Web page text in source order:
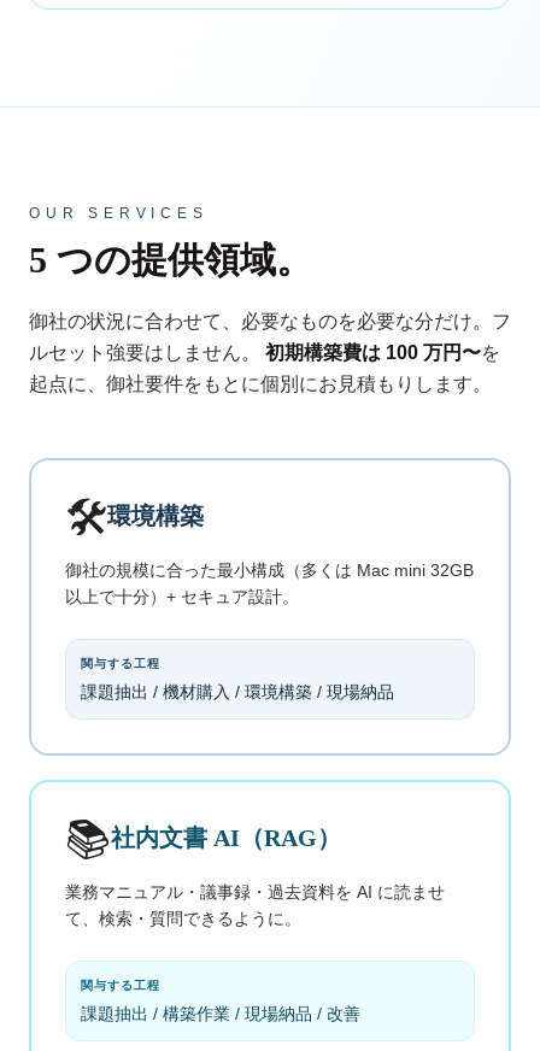
OUR SERVICES
5 つの提供領域。
御社の状況に合わせて、必要なものを必要な分だけ。フ
ルセット強要はしません。 初期構築費は 100 万円〜を
起点に、御社要件をもとに個別にお見積もりします。
🛠環境構築
御社の規模に合った最小構成（多くは Mac mini 32GB
以上で十分）+ セキュア設計。
関与する工程
課題抽出 / 機材購入 / 環境構築 / 現場納品
📚社内文書 AI（RAG）
業務マニュアル・議事録・過去資料を AI に読ませ
て、検索・質問できるように。
関与する工程
課題抽出 / 構築作業 / 現場納品 / 改善